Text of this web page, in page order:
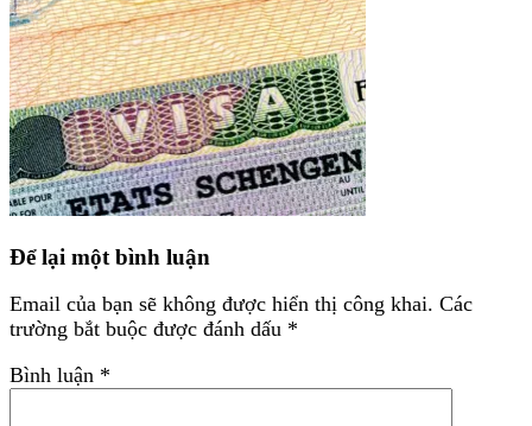
Để lại một bình luận
Email của bạn sẽ không được hiển thị công khai. Các
trường bắt buộc được đánh dấu *
Bình luận *